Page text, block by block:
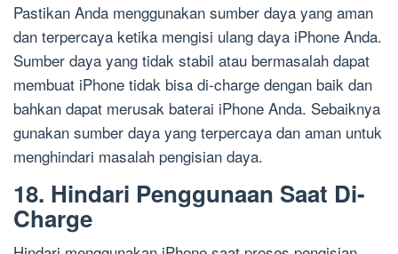
Pastikan Anda menggunakan sumber daya yang aman
dan terpercaya ketika mengisi ulang daya iPhone Anda.
Sumber daya yang tidak stabil atau bermasalah dapat
membuat iPhone tidak bisa di-charge dengan baik dan
bahkan dapat merusak baterai iPhone Anda. Sebaiknya
gunakan sumber daya yang terpercaya dan aman untuk
menghindari masalah pengisian daya.
18. Hindari Penggunaan Saat Di-
Charge